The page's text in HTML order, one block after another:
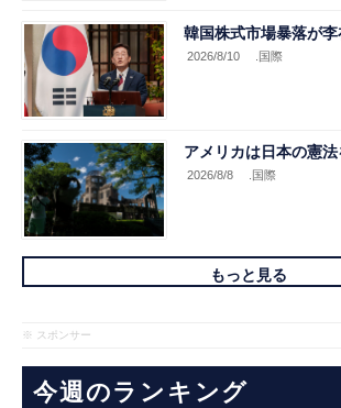
韓国株式市場暴落が
2026/8/10 .国際
アメリカは日本の憲
2026/8/8 .国際
もっと見る
※ スポンサー
今週のランキング